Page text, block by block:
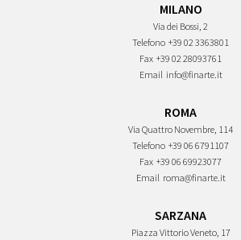
MILANO
Via dei Bossi, 2
Telefono +39 02 3363801
Fax +39 02 28093761
Email info@finarte.it
ROMA
Via Quattro Novembre, 114
Telefono +39 06 6791107
Fax +39 06 69923077
Email roma@finarte.it
SARZANA
Piazza Vittorio Veneto, 17